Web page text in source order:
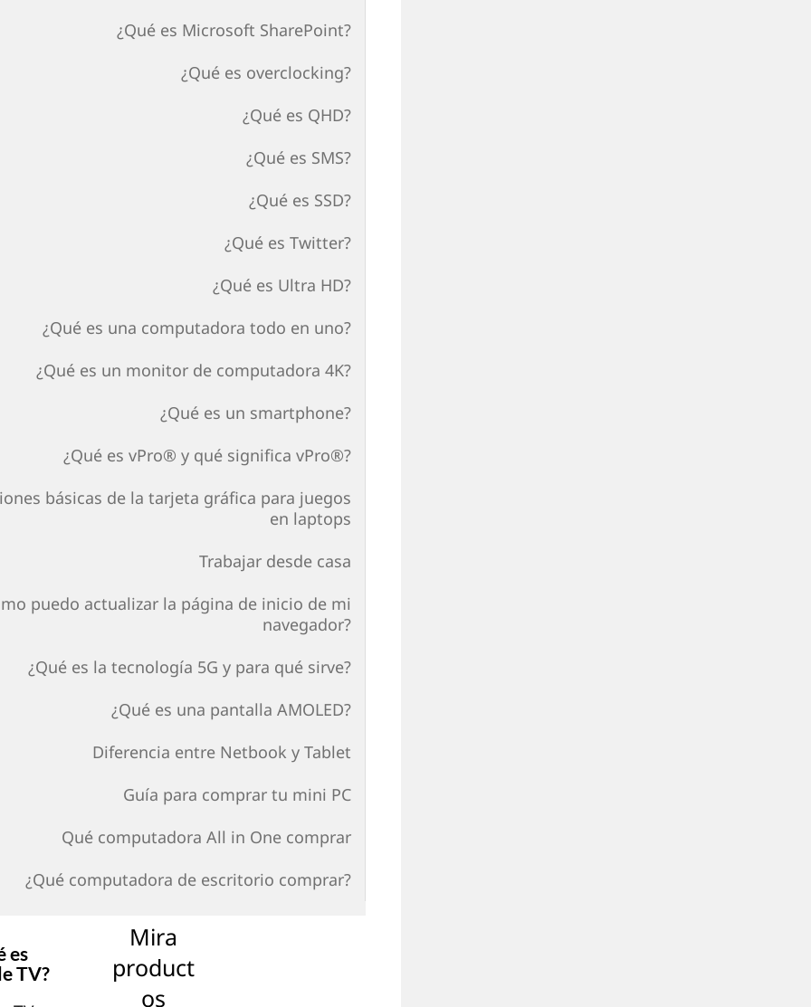
¿Qué es Microsoft SharePoint?
¿Qué es overclocking?
¿Qué es QHD?
¿Qué es SMS?
¿Qué es SSD?
¿Qué es Twitter?
¿Qué es Ultra HD?
¿Qué es una computadora todo en uno?
¿Qué es un monitor de computadora 4K?
¿Qué es un smartphone?
¿Qué es vPro® y qué significa vPro®?
básicas de la tarjeta gráfica para juegos
en laptops
Trabajar desde casa
puedo actualizar la página de inicio de mi
navegador?
¿Qué es la tecnología 5G y para qué sirve?
¿Qué es una pantalla AMOLED?
Diferencia entre Netbook y Tablet
Guía para comprar tu mini PC
Qué computadora All in One comprar
¿Qué computadora de escritorio comprar?
es
TV?
Mira
product
os